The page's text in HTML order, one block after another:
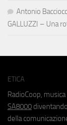
Antonio
GALLUZZI – Una
ETICA
RadioCoop,
SA8000
della